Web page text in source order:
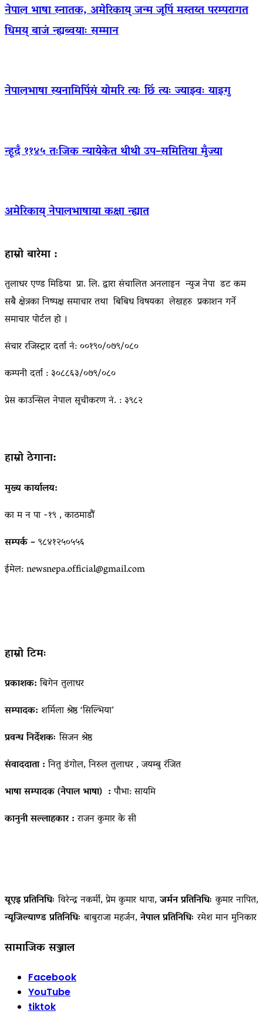
नेपाल भाषा स्नातक, अमेरिकाय् जन्म जूपिं मस्तय्त परम्परागत
धिमय् बाजं न्ह्यब्वयाः सम्मान
नेपालभाषा स्यनामिपिंसं योमरि त्यः छिं त्यः ज्याझ्वः याइगु
न्हूदँ ११४५ तःजिक न्यायेकेत थीथी उप–समितिया मुँज्या
अमेरिकाय् नेपालभाषाया कक्षा न्ह्यात
हाम्रो बारेमा :
तुलाधर एण्ड मिडिया प्रा. लि. द्वारा संचालित अनलाइन न्युज नेपा डट कम
सबै क्षेत्रका निष्पक्ष समाचार तथा बिबिध विषयका लेखहरु प्रकाशन गर्ने
समाचार पोर्टल हो ।
संचार रजिस्ट्रार दर्ता नं: ००१९०/०७९/०८०
कम्पनी दर्ता : ३०८८६३/०७९/०८०
प्रेस काउन्सिल नेपाल सूचीकरण नं. : ३९८२
हाम्रो ठेगाना:
मुख्य कार्यालय:
का म न पा -१९ , काठमाडौं
सम्पर्क –९८४१२५०५५६
ईमेल: newsnepa.official@gmail.com
हाम्रो टिमः
प्रकाशक:बिगेन तुलाधर
सम्पादक: शर्मिला श्रेष्ठ ‘सिल्भिया’
प्रवन्ध निर्देशकःसिजन श्रेष्ठ
संवाददाता :नितु डंगोल, निरुल तुलाधर , जयम्बु रंजित
भाषा सम्पादक (नेपाल भाषा) :पौभा: सायमि
कानुनी सल्लाहकार :राजन कुमार के सी
यूएइ प्रतिनिधिः विरेन्द्र नकर्मी, प्रेम कुमार थापा,जर्मन प्रतिनिधिः कुमार नापित,
न्यूजिल्याण्ड प्रतिनिधिः बाबुराजा महर्जन,नेपाल प्रतिनिधिः रमेश मान मुनिकार
सामाजिक सञ्जाल
Facebook
YouTube
tiktok